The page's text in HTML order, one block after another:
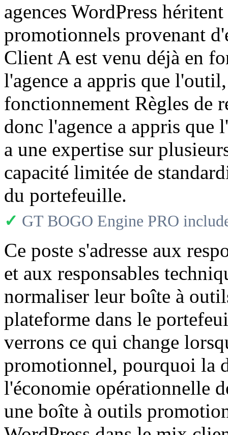
agences WordPress
promotionnels provenant
Client A est venu déjà en
l'agence a appris que
fonctionnement Règles de
donc l'agence a appris que
a une expertise sur
capacité limitée de
du portefeuille.
✓ GT BOGO Engine PRO
Ce poste s'adresse aux
et aux responsables
normaliser leur boîte à
plateforme dans le
verrons ce qui change
promotionnel, pourquoi la
l'économie opérationnelle
une boîte à outils